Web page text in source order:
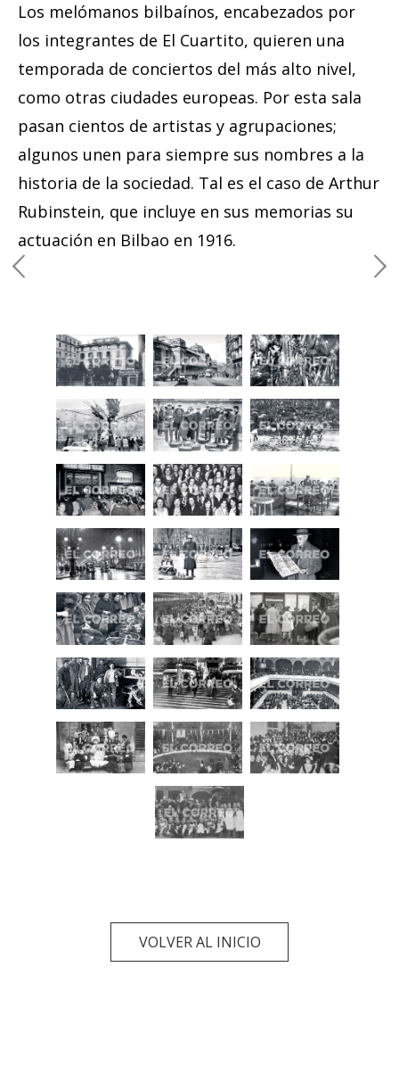
Los melómanos bilbaínos, encabezados por
los integrantes de El Cuartito, quieren una
temporada de conciertos del más alto nivel,
como otras ciudades europeas. Por esta sala
pasan cientos de artistas y agrupaciones;
algunos unen para siempre sus nombres a la
historia de la sociedad. Tal es el caso de Arthur
Rubinstein, que incluye en sus memorias su
actuación en Bilbao en 1916.
VOLVER AL INICIO